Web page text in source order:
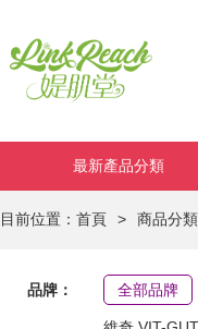
最新產品分類
目前位置： 首頁 > 商品分類
品牌： 全部品牌